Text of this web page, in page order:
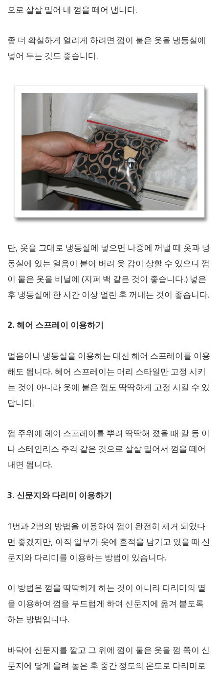
으로 살살 밀어 내 껌을 떼어 냅니다.
좀 더 확실하게 얼리게 하려면 껌이 붙은 옷을 냉동실에
넣어 두는 것도 좋습니다.
단, 옷을 그대로 냉동실에 넣으면 나중에 꺼낼 때 옷과 냉
동실에 있는 얼음이 붙어 버려 옷 감이 상할 수 있으니 껌
이 뭍은 옷을 비닐에 (지퍼 백 같은 것이 좋습니다.) 넣은
후 냉동실에 한 시간 이상 얼린 후 꺼내는 것이 좋습니다.
2. 헤어 스프레이 이용하기
얼음이나 냉동실을 이용하는 대신 헤어 스프레이를 이용
해도 됩니다. 헤어 스프레이는 머리 스타일만 고정 시키
는 것이 아니라 옷에 붙은 껌도 딱딱하게 고정 시킬 수 있
답니다.
껌 주위에 헤어 스프레이를 뿌려 딱딱해 졌을 때 칼 등 이
나 스테인리스 주걱 같은 것으로 살살 밀어서 껌을 떼어
내면 됩니다.
3. 신문지와 다리미 이용하기
1번과 2번의 방법을 이용하여 껌이 완전히 제거 되었다
면 좋겠지만, 아직 일부가 옷에 흔적을 남기고 있을 때 신
문지와 다리미를 이용하는 방법이 있습니다.
이 방법은 껌을 딱딱하게 하는 것이 아니라 다리미의 열
을 이용하여 껌을 부드럽게 하여 신문지에 옮겨 붙도록
하는 방법입니다.
바닥에 신문지를 깔고 그 위에 껌이 뭍은 옷을 껌 쪽이 신
문지에 닿게 올려 놓은 후 중간 정도의 온도로 다리미로